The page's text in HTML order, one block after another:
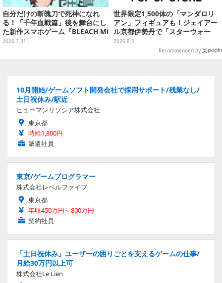
自分だけの斬魄刀で死神になれ
る！「千年血戦篇」後を舞台にし
た新作スマホゲーム『BLEACH Mi
rrors High』クローズドβテスト
2026.7.31
世界限定1,500体の「マンダロリ
アン」フィギュアも！ジェイアー
ル京都伊勢丹で「スターウォー
ズ」&「マーベル」ポップアップ
2026.8.5
Recommended by
10月開始/ゲームソフト開発会社で採用サポート/残業なし/
土日祝休み/駅近
ヒューマンリソシア株式会社
東京都
時給1,800円
派遣社員
東京/ゲームプログラマー
株式会社レベルファイブ
東京都
年収450万円～800万円
契約社員
「土日祝休み」ユーザーの困りごとを支えるゲームの仕事/
月給30万円以上可
株式会社Le Lien